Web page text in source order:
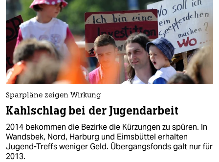
Sparpläne zeigen Wirkung
Kahlschlag bei der Jugendarbeit
2014 bekommen die Bezirke die Kürzungen zu spüren. In
Wandsbek, Nord, Harburg und Eimsbüttel erhalten
Jugend-Treffs weniger Geld. Übergangsfonds galt nur für
2013.